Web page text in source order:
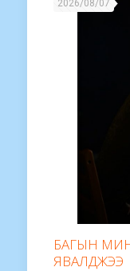
2026/08/07
БАГЫН
ЯВАЛДЖЭЭ